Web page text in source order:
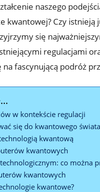
naszego
kwantowej? Czy
się
regulacjami
fascynującą podróż
w kontekście regulacji
się do kwantowego świata
kwantową
kwantowych
co można
kwantowych
kwantowe?